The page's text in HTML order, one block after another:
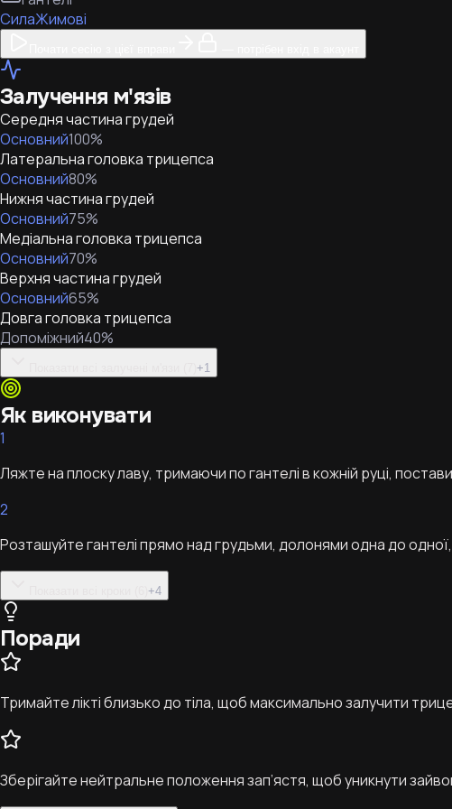
СилаЖимові
Залучення м'язів
Середня частина грудей
Основний100%
Латеральна головка трицепса
Основний80%
Нижня частина грудей
Основний75%
Медіальна головка трицепса
Основний70%
Верхня частина грудей
Основний65%
Довга головка трицепса
Допоміжний40%
+1
Як виконувати
1
Ляжте на плоску лаву, тримаючи по гантелі в кожній руці,
2
Розташуйте гантелі прямо над грудьми, долонями одна до одної,
+4
Поради
Тримайте лікті близько до тіла, щоб максимально залучити
Зберігайте нейтральне положення зап’ястя, щоб уникнути